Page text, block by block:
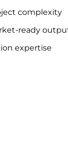
complexity
ready
expertise